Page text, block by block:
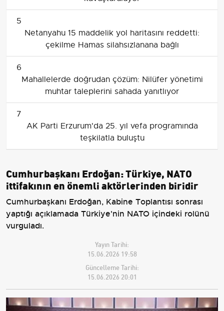
5
Netanyahu 15 maddelik yol haritasını reddetti:
çekilme Hamas silahsızlanana bağlı
6
Mahallelerde doğrudan çözüm: Nilüfer yönetimi
muhtar taleplerini sahada yanıtlıyor
7
AK Parti Erzurum'da 25. yıl vefa programında
teşkilatla buluştu
Cumhurbaşkanı Erdoğan: Türkiye, NATO
ittifakının en önemli aktörlerinden biridir
Cumhurbaşkanı Erdoğan, Kabine Toplantısı sonrası
yaptığı açıklamada Türkiye'nin NATO içindeki rolünü
vurguladı.
Yayın Tarihi:
15.06.2026 19:58
Güncelleme Tarihi:
15.06.2026 20:01